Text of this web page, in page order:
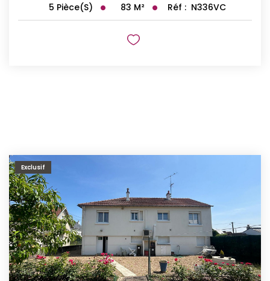
5 Pièce(s) 83 M² Réf : N336VC
Exclusif